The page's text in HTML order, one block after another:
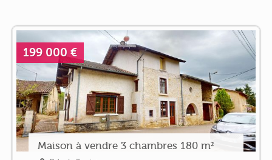
199 000 €
Maison à vendre 3 chambres 180 m²